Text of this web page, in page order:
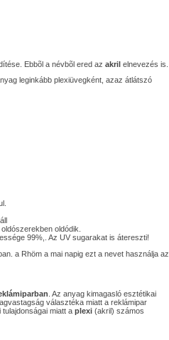
Ebbõl a névbõl ered az akrilelnevezés is.
leginkább plexiüvegként, azaz átlátszó
oldódik.
99%,. Az UV sugarakat is átereszti!
a Rhöm a mai napig ezt a nevet használja az
. Az anyag kimagasló esztétikai
választéka miatt a reklámipar
miatt a plexi(akril) számos